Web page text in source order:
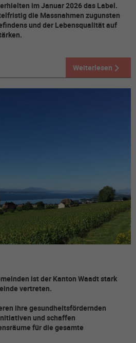
im Januar 2026 das Label.
die Massnahmen zugunsten
und der Lebensqualität auf
Weiterlesen
ist der Kanton Waadt stark
vertreten.
ihre gesundheitsfördernden
und schaffen
für die gesamte